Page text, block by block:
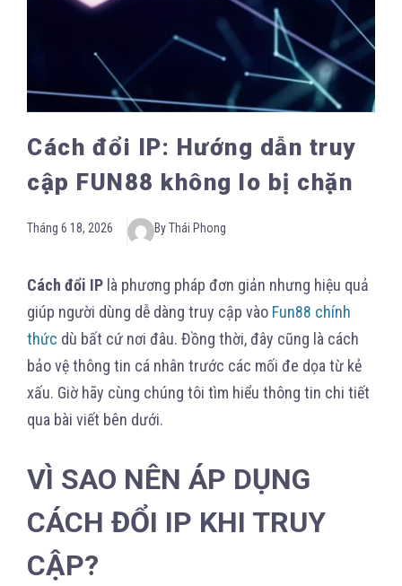
Cách đổi IP: Hướng dẫn truy
cập FUN88 không lo bị chặn
Tháng 6 18, 2026 By Thái Phong
Cách đổi IP là phương pháp đơn giản nhưng hiệu quả
giúp người dùng dễ dàng truy cập vào Fun88 chính
thức dù bất cứ nơi đâu. Đồng thời, đây cũng là cách
bảo vệ thông tin cá nhân trước các mối đe dọa từ kẻ
xấu. Giờ hãy cùng chúng tôi tìm hiểu thông tin chi tiết
qua bài viết bên dưới.
VÌ SAO NÊN ÁP DỤNG
CÁCH ĐỔI IP KHI TRUY
CẬP?